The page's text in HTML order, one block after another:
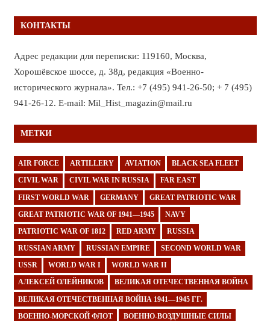
КОНТАКТЫ
Адрес редакции для переписки: 119160, Москва,
Хорошёвское шоссе, д. 38д, редакция «Военно-
исторического журнала». Тел.: +7 (495) 941-26-50; + 7 (495)
941-26-12. E-mail: Mil_Hist_magazin@mail.ru
МЕТКИ
AIR FORCE ARTILLERY AVIATION BLACK SEA FLEET
CIVIL WAR CIVIL WAR IN RUSSIA FAR EAST
FIRST WORLD WAR GERMANY GREAT PATRIOTIC WAR
GREAT PATRIOTIC WAR OF 1941—1945 NAVY
PATRIOTIC WAR OF 1812 RED ARMY RUSSIA
RUSSIAN ARMY RUSSIAN EMPIRE SECOND WORLD WAR
USSR WORLD WAR I WORLD WAR II
АЛЕКСЕЙ ОЛЕЙНИКОВ ВЕЛИКАЯ ОТЕЧЕСТВЕННАЯ ВОЙНА
ВЕЛИКАЯ ОТЕЧЕСТВЕННАЯ ВОЙНА 1941—1945 ГГ.
ВОЕННО-МОРСКОЙ ФЛОТ ВОЕННО-ВОЗДУШНЫЕ СИЛЫ